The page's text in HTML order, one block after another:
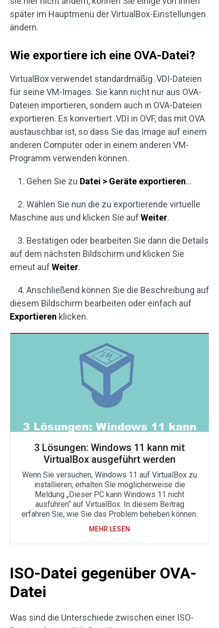
später im Hauptmenü der VirtualBox-Einstellungen
ändern.
Wie exportiere ich eine OVA-Datei?
VirtualBox verwendet standardmäßig .VDI-Dateien
für seine VM-Images. Sie kann nicht nur aus OVA-
Dateien importieren, sondern auch in OVA-Dateien
exportieren. Es konvertiert .VDI in OVF, das mit OVA
austauschbar ist, so dass Sie das Image auf einem
anderen Computer oder in einem anderen VM-
Programm verwenden können.
1. Gehen Sie zu Datei > Geräte exportieren…
2. Wählen Sie nun die zu exportierende virtuelle
Maschine aus und klicken Sie auf Weiter.
3. Bestätigen oder bearbeiten Sie dann die Details
auf dem nächsten Bildschirm und klicken Sie
erneut auf Weiter.
4. Anschließend können Sie die Beschreibung auf
diesem Bildschirm bearbeiten oder einfach auf
Exportieren klicken.
3 Lösungen: Windows 11 kann mit
VirtualBox ausgeführt werden
Wenn Sie versuchen, Windows 11 auf VirtualBox zu
installieren, erhalten Sie möglicherweise die
Meldung „Dieser PC kann Windows 11 nicht
ausführen“ auf VirtualBox. In diesem Beitrag
erfahren Sie, wie Sie das Problem beheben können.
MEHR LESEN
ISO-Datei gegenüber OVA-
Datei
Was sind die Unterschiede zwischen einer ISO-